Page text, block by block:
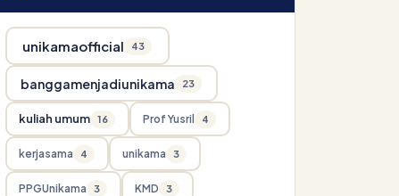
unikamaofficial 43
banggamenjadiunikama 23
kuliah umum 16 Prof Yusril 4
kerjasama 4 unikama 3
PPGUnikama 3 KMD 3